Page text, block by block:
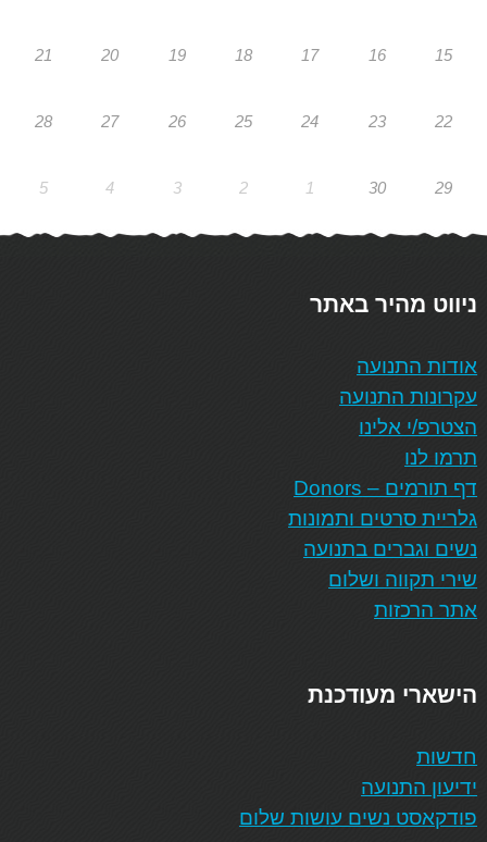
15
16
17
18
19
20
21
22
23
24
25
26
27
28
29
30
1
2
3
4
5
ניווט מהיר באתר
אודות התנועה
עקרונות התנועה
הצטרפ/י אלינו
תרמו לנו
דף תורמים – Donors
גלריית סרטים ותמונות
נשים וגברים בתנועה
שירי תקווה ושלום
אתר הרכזות
הישארי מעודכנת
חדשות
ידיעון התנועה
פודקאסט נשים עושות שלום